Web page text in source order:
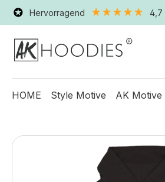
Hervorragend 4,7
HOME Style Motive AK Motive